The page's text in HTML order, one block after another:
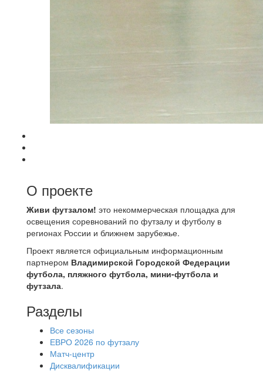
О проекте
Живи футзалом! это некоммерческая площадка для
освещения соревнований по футзалу и футболу в
регионах России и ближнем зарубежье.
Проект является официальным информационным
партнером Владимирской Городской Федерации
футбола, пляжного футбола, мини-футбола и
футзала.
Разделы
Все сезоны
ЕВРО 2026 по футзалу
Матч-центр
Дисквалификации